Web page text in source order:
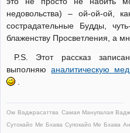
недовольства) – ой-ой-ой,
сострадательные Будды,
блаженству Просветления, а
P.S. Этот рассказ
выполняюаналитическую
Ом Ваджрасаттва Самая Манупалая
Сутокайо Ме Бхава Супокайо Ме Бхава